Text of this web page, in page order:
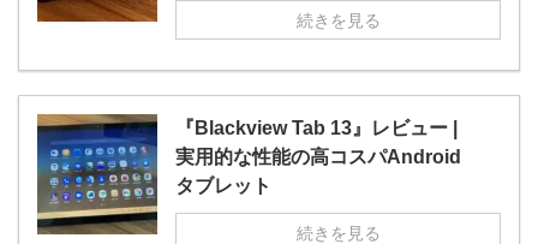
続きを見る
『Blackview Tab 13』レビュー |
実用的な性能の高コスパAndroid
タブレット
続きを見る